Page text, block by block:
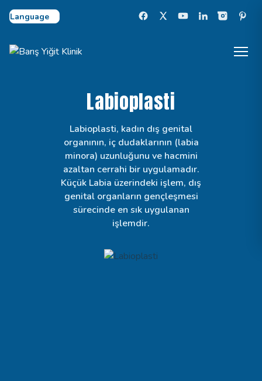
Select Language
Labioplasti
Labioplasti, kadın dış genital
organının, iç dudaklarının (labia
minora) uzunluğunu ve hacmini
azaltan cerrahi bir uygulamadır.
Küçük Labia üzerindeki işlem, dış
genital organların gençleşmesi
sürecinde en sık uygulanan
işlemdir.